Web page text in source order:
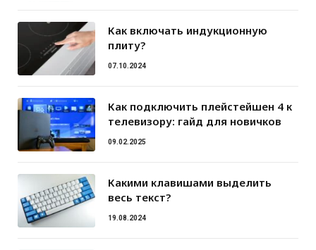
Как включать индукционную
плиту?
07.10.2024
Как подключить плейстейшен 4 к
телевизору: гайд для новичков
09.02.2025
Какими клавишами выделить
весь текст?
19.08.2024